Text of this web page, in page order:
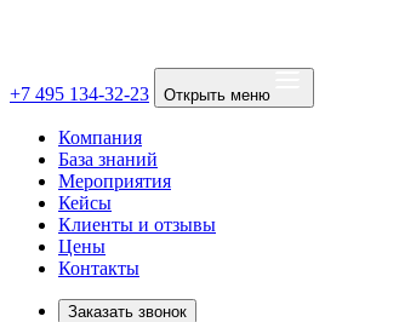
+7 495 134-32-23 Открыть меню
Компания
База знаний
Мероприятия
Кейсы
Клиенты и отзывы
Цены
Контакты
Заказать звонок